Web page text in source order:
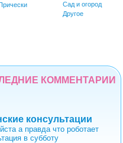
Сад и огород
Другое
КОММЕНТАРИИ
консультации
а правда что роботает
в субботу